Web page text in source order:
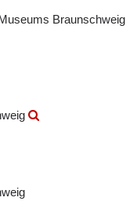
Braunschweig